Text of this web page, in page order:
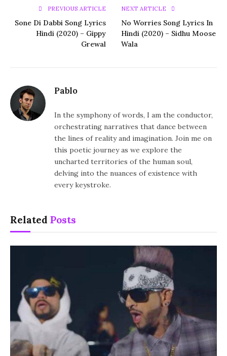
PREVIOUS ARTICLE
Sone Di Dabbi Song Lyrics
Hindi (2020) – Gippy
Grewal
NEXT ARTICLE
No Worries Song Lyrics In
Hindi (2020) – Sidhu Moose
Wala
Pablo
In the symphony of words, I am the conductor,
orchestrating narratives that dance between
the lines of reality and imagination. Join me on
this poetic journey as we explore the
uncharted territories of the human soul,
delving into the nuances of existence with
every keystroke.
Related Posts